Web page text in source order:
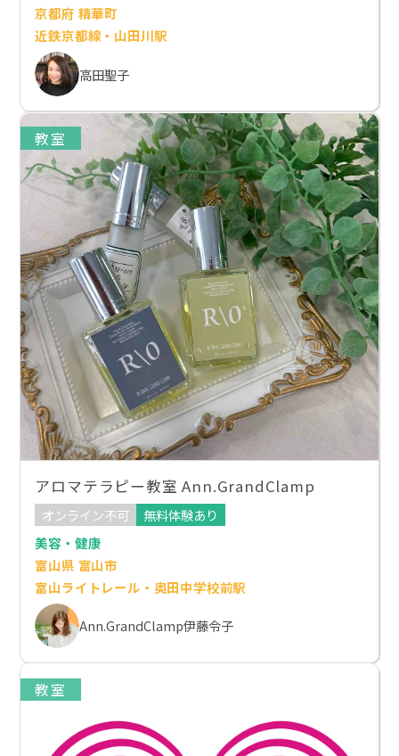
京都府 精華町
近鉄京都線・山田川駅
高田聖子
教室
アロマテラピー教室 Ann.GrandClamp
オンライン不可
無料体験あり
美容・健康
富山県 富山市
富山ライトレール・奥田中学校前駅
Ann.GrandClamp伊藤令子
教室